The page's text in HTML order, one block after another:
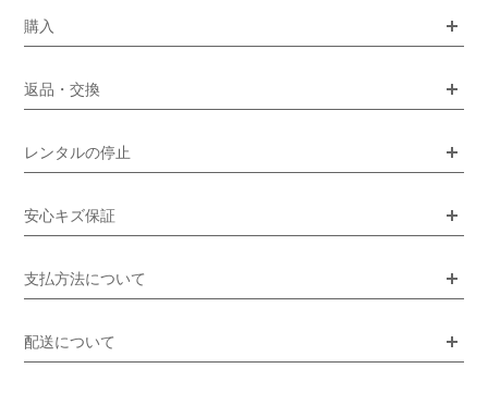
購入
返品・交換
レンタルの停止
安心キズ保証
支払方法について
配送について